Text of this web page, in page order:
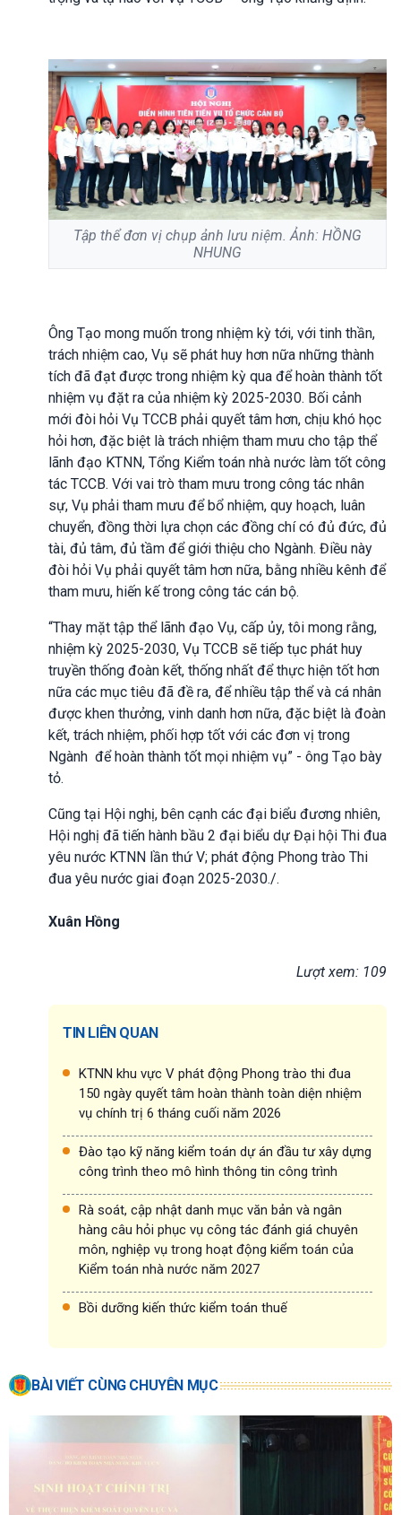
Tập thể đơn vị chụp ảnh lưu niệm. Ảnh: HỒNG
NHUNG
Ông Tạo mong muốn trong nhiệm kỳ tới, với tinh thần,
trách nhiệm cao, Vụ sẽ phát huy hơn nữa những thành
tích đã đạt được trong nhiệm kỳ qua để hoàn thành tốt
nhiệm vụ đặt ra của nhiệm kỳ 2025-2030. Bối cảnh
mới đòi hỏi Vụ TCCB phải quyết tâm hơn, chịu khó học
hỏi hơn, đặc biệt là trách nhiệm tham mưu cho tập thể
lãnh đạo KTNN, Tổng Kiểm toán nhà nước làm tốt công
tác TCCB. Với vai trò tham mưu trong công tác nhân
sự, Vụ phải tham mưu để bổ nhiệm, quy hoạch, luân
chuyển, đồng thời lựa chọn các đồng chí có đủ đức, đủ
tài, đủ tâm, đủ tầm để giới thiệu cho Ngành. Điều này
đòi hỏi Vụ phải quyết tâm hơn nữa, bằng nhiều kênh để
tham mưu, hiến kế trong công tác cán bộ.
“Thay mặt tập thể lãnh đạo Vụ, cấp ủy, tôi mong rằng,
nhiệm kỳ 2025-2030, Vụ TCCB sẽ tiếp tục phát huy
truyền thống đoàn kết, thống nhất để thực hiện tốt hơn
nữa các mục tiêu đã đề ra, để nhiều tập thể và cá nhân
được khen thưởng, vinh danh hơn nữa, đặc biệt là đoàn
kết, trách nhiệm, phối hợp tốt với các đơn vị trong
Ngành để hoàn thành tốt mọi nhiệm vụ” - ông Tạo bày
tỏ.
Cũng tại Hội nghị, bên cạnh các đại biểu đương nhiên,
Hội nghị đã tiến hành bầu 2 đại biểu dự Đại hội Thi đua
yêu nước KTNN lần thứ V; phát động Phong trào Thi
đua yêu nước giai đoạn 2025-2030./.
Xuân Hồng
Lượt xem: 109
TIN LIÊN QUAN
KTNN khu vực V phát động Phong trào thi đua
150 ngày quyết tâm hoàn thành toàn diện nhiệm
vụ chính trị 6 tháng cuối năm 2026
Đào tạo kỹ năng kiểm toán dự án đầu tư xây dựng
công trình theo mô hình thông tin công trình
Rà soát, cập nhật danh mục văn bản và ngân
hàng câu hỏi phục vụ công tác đánh giá chuyên
môn, nghiệp vụ trong hoạt động kiểm toán của
Kiểm toán nhà nước năm 2027
Bồi dưỡng kiến thức kiểm toán thuế
BÀI VIẾT CÙNG CHUYÊN MỤC